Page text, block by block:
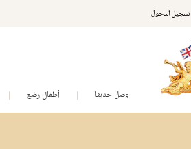
تسجيل الدخول
وصل حديثا أطفال رضع